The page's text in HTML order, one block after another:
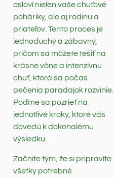
osloví nielen vaše chuťové
poháriky, ale aj rodinu a
priateľov. Tento proces je
jednoduchý a zábavný,
pričom sa môžete tešiť na
krásne vône a intenzívnu
chuť, ktorá sa počas
pečenia paradajok rozvinie.
Poďme sa pozrieť na
jednotlivé kroky, ktoré vás
dovedú k dokonalému
výsledku.
Začnite tým, že si pripravíte
všetky potrebné